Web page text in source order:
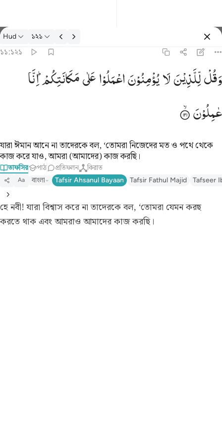
তাফসির: Hud ১১:১২১
Hud ১২১
১১:১২১
وقل للذين لا يومنون اعملوا على مكانتكم انا عاملون ١٢١
وَقُل لِّلَّذِينَ لَا يُؤْمِنُونَ ٱعْمَلُوا۟ عَلَىٰ مَكَانَتِكُمْ إِنَّا عَـٰمِلُونَ ١٢١
وَقُلْلِّلَّذِیْنَلَایُؤْمِنُوْنَاعْمَلُوْاعَلٰیمَكَانَتِكُمْ ؕاِنَّا
عٰمِلُوْنَ
যারা ঈমান আনে না তাদেরকে বল, ‘তোমরা নিজেদের মত ও পথে থেকে
কাজ করে যাও, আমরা (আমাদের) কাজ করছি।
তাফসির পাঠ প্রতিফলন কিরাত
Aa বাংলা Tafsir Ahsanul Bayaan Tafsir Fathul Majid Tafseer
হে নবী! যারা বিশ্বাস করে না তাদেরকে বল, ‘তোমরা যেমন করছ
করতে থাক এবং আমরাও আমাদের কাজ করছি।